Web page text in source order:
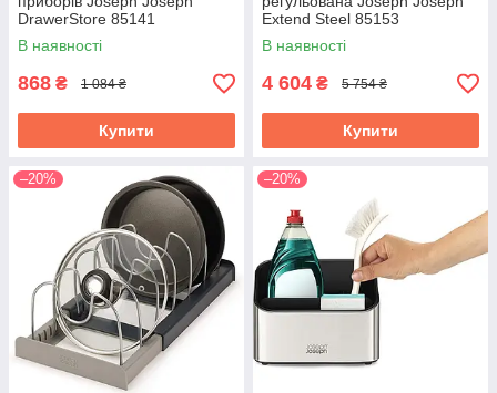
DrawerStore 85141
В наявності
868 ₴ 1 084 ₴
Купити
Extend Steel 85153
В наявності
4 604 ₴ 5 754 ₴
Купити
–20% –20%